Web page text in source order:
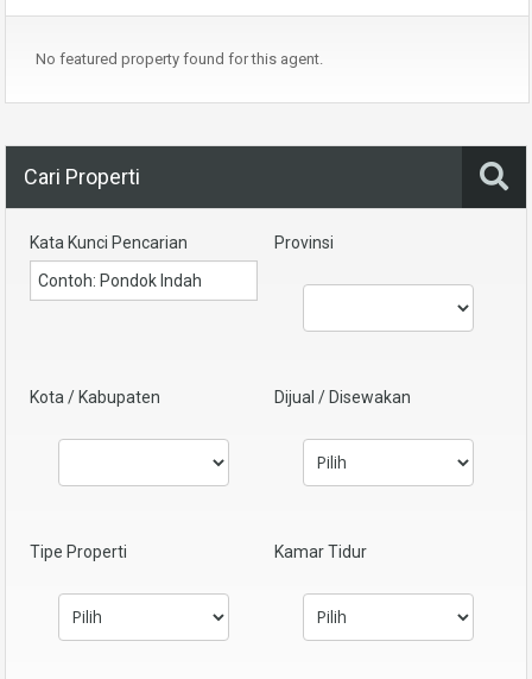
No featured property found for this agent.
Cari Properti
Kata Kunci Pencarian Provinsi
Kota / Kabupaten Dijual / Disewakan
Tipe Properti Kamar Tidur